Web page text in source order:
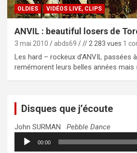
OLDIES VIDÉOS LIVE, CLIPS
ANVIL : beautiful losers de
3 mai 2010 abds69 // 2 283 vues 1
Les hard – rockeux d’ANVIL passées à
remémorent leurs belles années
Disques que j’écoute
John SURMAN Pebble Dance
Lecteur
audio
00:00